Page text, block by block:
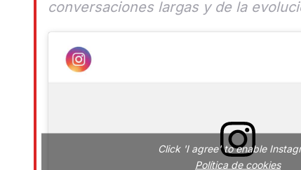
conversaciones largas y de la
Click 'I agree' to enable
Política de cookies